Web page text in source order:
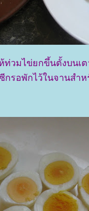
วมไข่ยกขึ้นตั้งบนเ
กรอพักไว้ในจานสำห